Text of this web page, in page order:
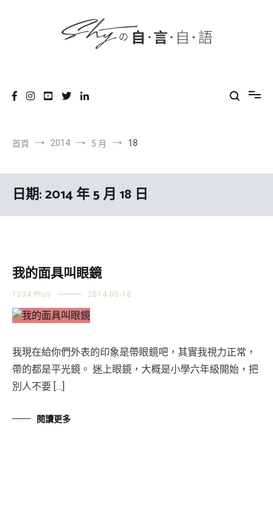
首頁 2014 5 月 18
日期:2014 年 5 月 18 日
我的面具叫眼鏡
1234 Plus 2014-05-18
我現在給你們外表的印象是帶眼鏡吧，其實我視力正常，
帶的都是平光鏡。 迷上眼鏡，大概是小學六年級開始，把
別人不要 […]
閱讀更多